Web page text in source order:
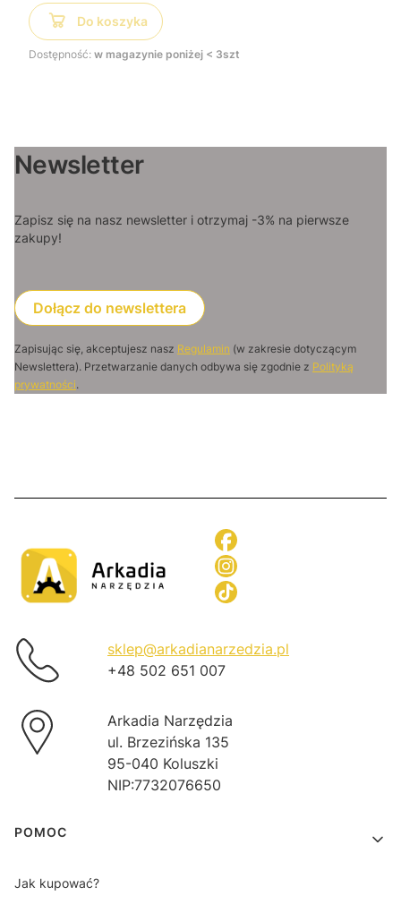
Do koszyka
Dostępność: w magazynie poniżej < 3szt
Newsletter
Zapisz się na nasz newsletter i otrzymaj -3% na pierwsze
zakupy!
Dołącz do newslettera
Zapisując się, akceptujesz nasz Regulamin (w zakresie dotyczącym
Newslettera). Przetwarzanie danych odbywa się zgodnie z Polityką
prywatności.
sklep@arkadianarzedzia.pl
+48 502 651 007
Arkadia Narzędzia
ul. Brzezińska 135
95-040 Koluszki
NIP:7732076650
Linki w stopce
POMOC
Jak kupować?